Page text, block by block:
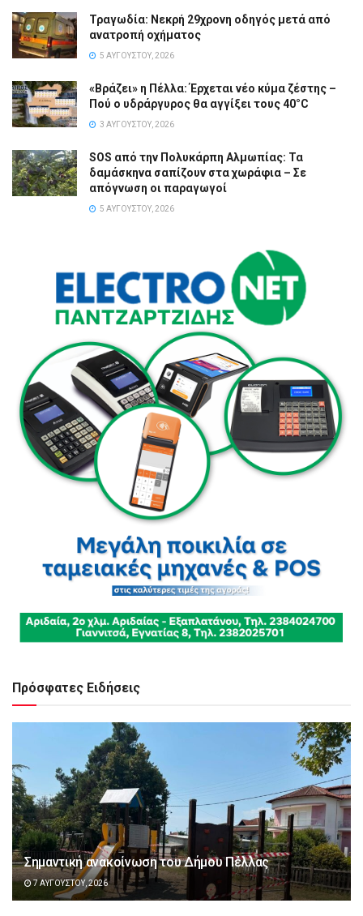
Τραγωδία: Νεκρή 29χρονη οδηγός μετά από
ανατροπή οχήματος
5 ΑΥΓΟΎΣΤΟΥ, 2026
«Βράζει» η Πέλλα: Έρχεται νέο κύμα ζέστης –
Πού ο υδράργυρος θα αγγίξει τους 40°C
3 ΑΥΓΟΎΣΤΟΥ, 2026
SOS από την Πολυκάρπη Αλμωπίας: Τα
δαμάσκηνα σαπίζουν στα χωράφια – Σε
απόγνωση οι παραγωγοί
5 ΑΥΓΟΎΣΤΟΥ, 2026
Πρόσφατες Ειδήσεις
Σημαντική ανακοίνωση του Δήμου Πέλλας
7 ΑΥΓΟΎΣΤΟΥ, 2026